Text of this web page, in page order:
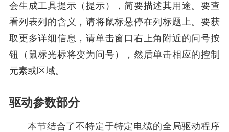
会生成工具提示（提示），简要描述其用途。要查
看列表列的含义，请将鼠标悬停在列标题上。要获
取更多详细信息，请单击窗口右上角附近的问号按
钮（鼠标光标将变为问号），然后单击相应的控制
元素或区域。
驱动参数部分
本节结合了不特定于特定电缆的全局驱动程序